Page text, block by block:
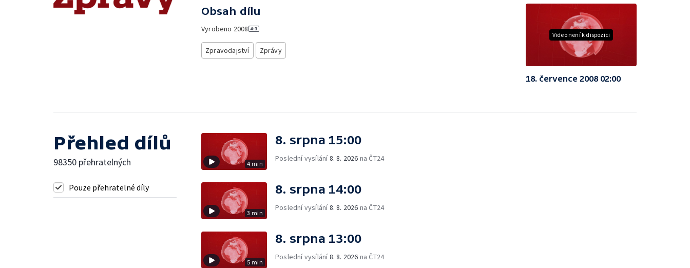
Obsah dílu
Vyrobeno 2008
Zpravodajství Zprávy
Video není k dispozici
18. července 2008 02:00
Přehled dílů
98350 přehratelných
Pouze přehratelné díly
4 min
8. srpna 15:00
Poslední vysílání8. 8. 2026 na ČT24
3 min
8. srpna 14:00
Poslední vysílání8. 8. 2026 na ČT24
5 min
8. srpna 13:00
Poslední vysílání8. 8. 2026 na ČT24